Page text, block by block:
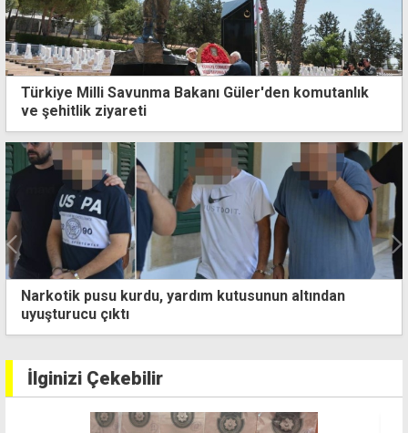
Türkiye Milli Savunma Bakanı Güler'den komutanlık
ve şehitlik ziyareti
Narkotik pusu kurdu, yardım kutusunun altından
uyuşturucu çıktı
İlginizi Çekebilir